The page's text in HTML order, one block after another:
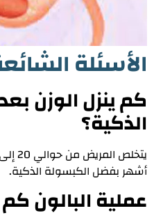
الأسئلة
كم ينزل الوزن
الذكية؟
أشهر بفضل الكبسولة الذكية.
عملية البالون